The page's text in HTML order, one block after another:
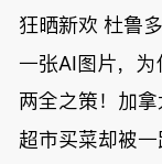
狂晒新欢 杜鲁
一张AI图片，为
两全之策！加
超市买菜却被